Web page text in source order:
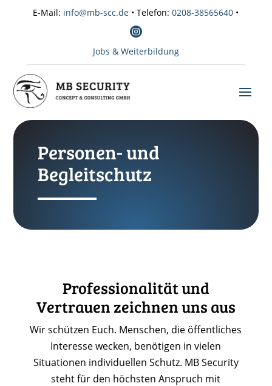
E-Mail: info@mb-scc.de • Telefon:0208-38565640 •

Jobs & Weiterbildung
Personen- und
Begleitschutz
Professionalität und
Vertrauen zeichnen uns aus
Wir schützen Euch. Menschen, die öffentliches
Interesse wecken, benötigen in vielen
Situationen individuellen Schutz. MB Security
steht für den höchsten Anspruch mit